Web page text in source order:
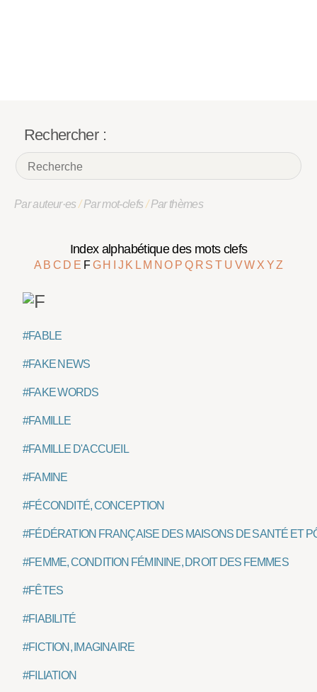
Rechercher :
Par auteur·es/Par mot-clefs/Par thèmes
Index alphabétique des mots clefs
A B C D E FG H J K L M NO P Q R ST U VW X YZ
#FABLE
#FAKE NEWS
#FAKE WORDS
#FAMILLE
#FAMILLE D'ACCUEIL
#FAMINE
#FÉCONDITÉ, CONCEPTION
#FÉDÉRATION FRANÇAISE DES MAISONS DE SANTÉ ET
#FEMME, CONDITION FÉMININE, DROIT DES FEMMES
#FÊTES
#FIABILITÉ
#FICTION, IMAGINAIRE
#FILIATION